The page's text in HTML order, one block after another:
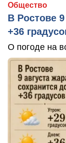
Общество
В Ростове
+36
О погоде на